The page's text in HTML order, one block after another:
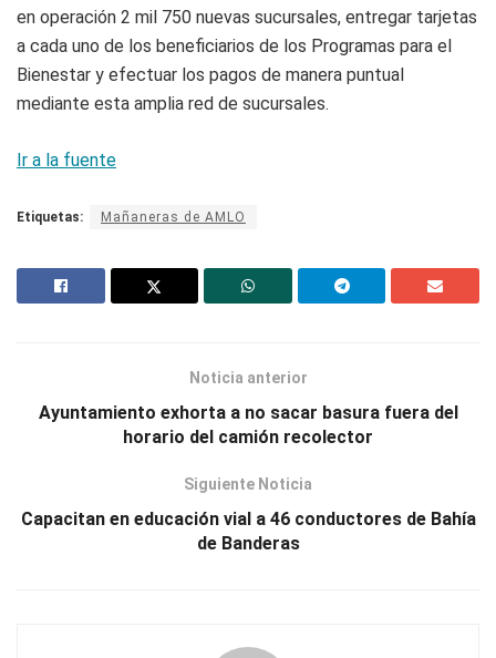
en operación 2 mil 750 nuevas sucursales, entregar tarjetas
a cada uno de los beneficiarios de los Programas para el
Bienestar y efectuar los pagos de manera puntual
mediante esta amplia red de sucursales.
Ir a la fuente
Etiquetas: Mañaneras de AMLO
Noticia anterior
Ayuntamiento exhorta a no sacar basura fuera del
horario del camión recolector
Siguiente Noticia
Capacitan en educación vial a 46 conductores de Bahía
de Banderas